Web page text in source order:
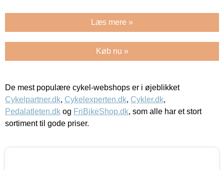
Læs mere »
Køb nu »
De mest populære cykel-webshops er i øjeblikket
Cykelpartner.dk, Cykelexperten.dk, Cykler.dk,
Pedalatleten.dk og FriBikeShop.dk, som alle har et stort
sortiment til gode priser.